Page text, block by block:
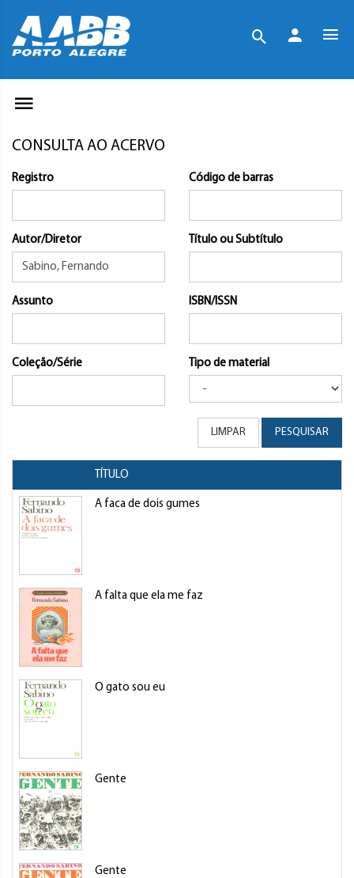
CONSULTA AO ACERVO
Registro Código de barras
Autor/Diretor Título ou Subtítulo
Assunto ISBN/ISSN
Coleção/Série Tipo de material
LIMPAR PESQUISAR
TÍTULO
A faca de dois gumes
A falta que ela me faz
O gato sou eu
Gente
Gente